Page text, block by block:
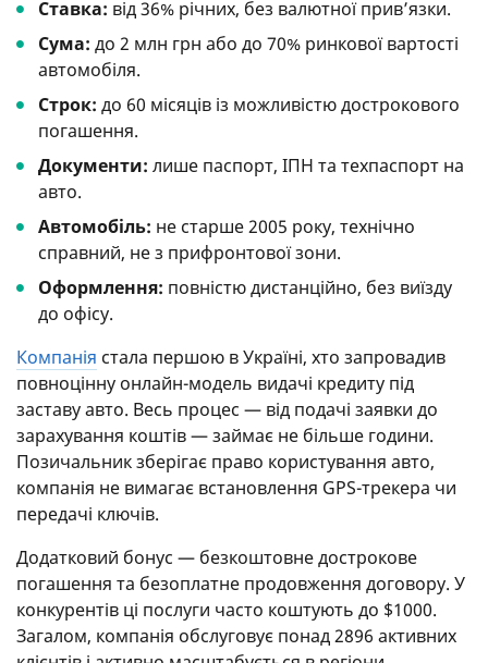
Ставка: від 36% річних, без валютної прив’язки.
Сума: до 2 млн грн або до 70% ринкової вартості
автомобіля.
Строк: до 60 місяців із можливістю дострокового
погашення.
Документи: лише паспорт, ІПН та техпаспорт на
авто.
Автомобіль: не старше 2005 року, технічно
справний, не з прифронтової зони.
Оформлення: повністю дистанційно, без виїзду
до офісу.
Компанія стала першою в Україні, хто запровадив
повноцінну онлайн-модель видачі кредиту під
заставу авто. Весь процес — від подачі заявки до
зарахування коштів — займає не більше години.
Позичальник зберігає право користування авто,
компанія не вимагає встановлення GPS-трекера чи
передачі ключів.
Додатковий бонус — безкоштовне дострокове
погашення та безоплатне продовження договору. У
конкурентів ці послуги часто коштують до $1000.
Загалом, компанія обслуговує понад 2896 активних